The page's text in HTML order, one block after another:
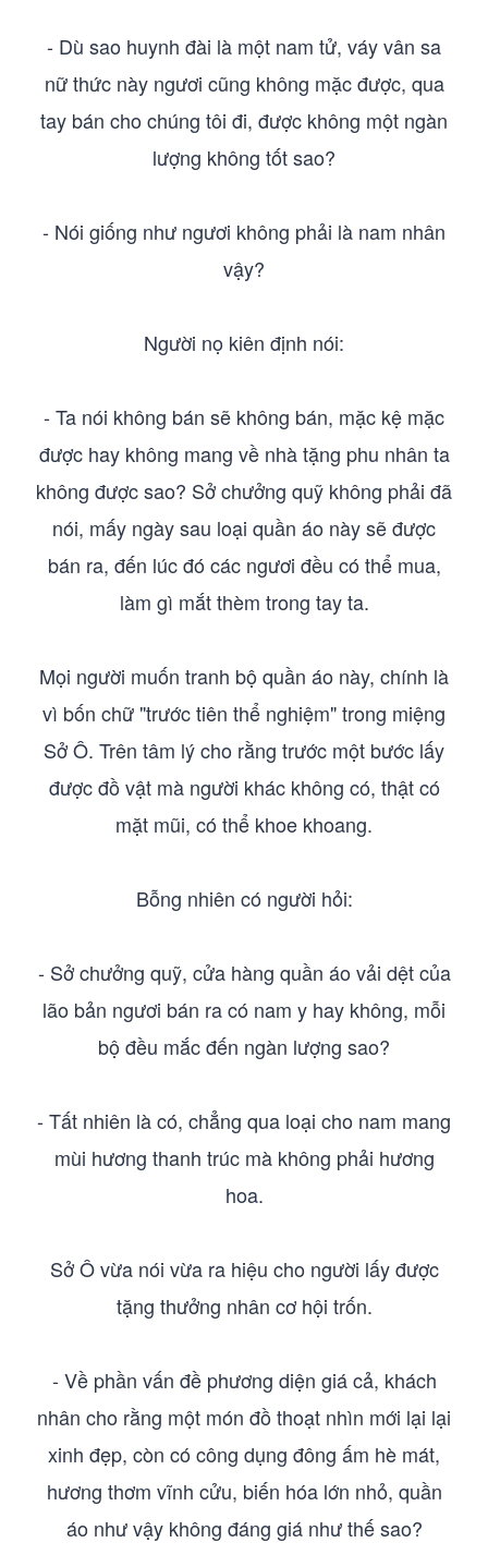
- Dù sao huynh đài là một nam tử, váy vân sa
nữ thức này ngươi cũng không mặc được, qua
tay bán cho chúng tôi đi, được không một ngàn
lượng không tốt sao?
- Nói giống như ngươi không phải là nam nhân
vậy?
Người nọ kiên định nói:
- Ta nói không bán sẽ không bán, mặc kệ mặc
được hay không mang về nhà tặng phu nhân ta
không được sao? Sở chưởng quỹ không phải đã
nói, mấy ngày sau loại quần áo này sẽ được
bán ra, đến lúc đó các ngươi đều có thể mua,
làm gì mắt thèm trong tay ta.
Mọi người muốn tranh bộ quần áo này, chính là
vì bốn chữ "trước tiên thể nghiệm" trong miệng
Sở Ô. Trên tâm lý cho rằng trước một bước lấy
được đồ vật mà người khác không có, thật có
mặt mũi, có thể khoe khoang.
Bỗng nhiên có người hỏi:
- Sở chưởng quỹ, cửa hàng quần áo vải dệt của
lão bản ngươi bán ra có nam y hay không, mỗi
bộ đều mắc đến ngàn lượng sao?
- Tất nhiên là có, chẳng qua loại cho nam mang
mùi hương thanh trúc mà không phải hương
hoa.
Sở Ô vừa nói vừa ra hiệu cho người lấy được
tặng thưởng nhân cơ hội trốn.
- Về phần vấn đề phương diện giá cả, khách
nhân cho rằng một món đồ thoạt nhìn mới lại lại
xinh đẹp, còn có công dụng đông ấm hè mát,
hương thơm vĩnh cửu, biến hóa lớn nhỏ, quần
áo như vậy không đáng giá như thế sao?